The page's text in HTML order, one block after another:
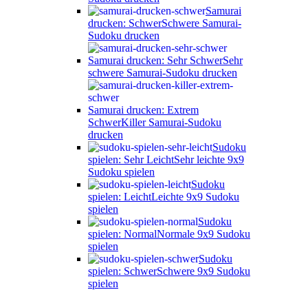
Samurai
drucken: SchwerSchwere Samurai-
Sudoku drucken
Samurai drucken: Sehr SchwerSehr
schwere Samurai-Sudoku drucken
Samurai drucken: Extrem
SchwerKiller Samurai-Sudoku
drucken
Sudoku
spielen: Sehr LeichtSehr leichte 9x9
Sudoku spielen
Sudoku
spielen: LeichtLeichte 9x9 Sudoku
spielen
Sudoku
spielen: NormalNormale 9x9 Sudoku
spielen
Sudoku
spielen: SchwerSchwere 9x9 Sudoku
spielen